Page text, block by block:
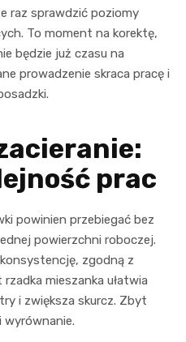
raz sprawdzić poziomy
To moment na korektę,
będzie już czasu na
prowadzenie skraca pracę i
prac
powinien przebiegać bez
powierzchni roboczej.
zgodną z
mieszanka ułatwia
i zwiększa skurcz. Zbyt
wyrównanie.